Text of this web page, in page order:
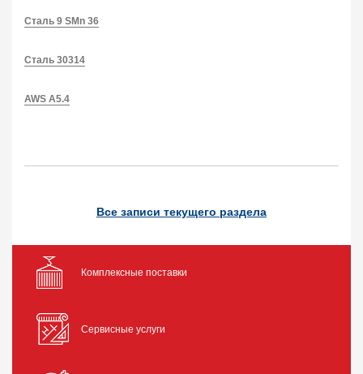
Сталь 9 SMn 36
Сталь 30314
AWS A5.4
Все записи текущего раздела
Комплексные поставки
Сервисные услуги